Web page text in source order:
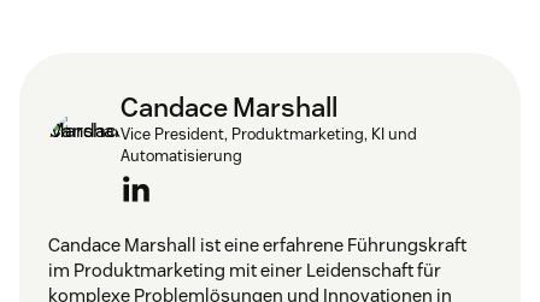
Candace Marshall
Vice President, Produktmarketing, KI und
Automatisierung
Candace Marshall ist eine erfahrene Führungskraft
im Produktmarketing mit einer Leidenschaft für
komplexe Problemlösungen und Innovationen in